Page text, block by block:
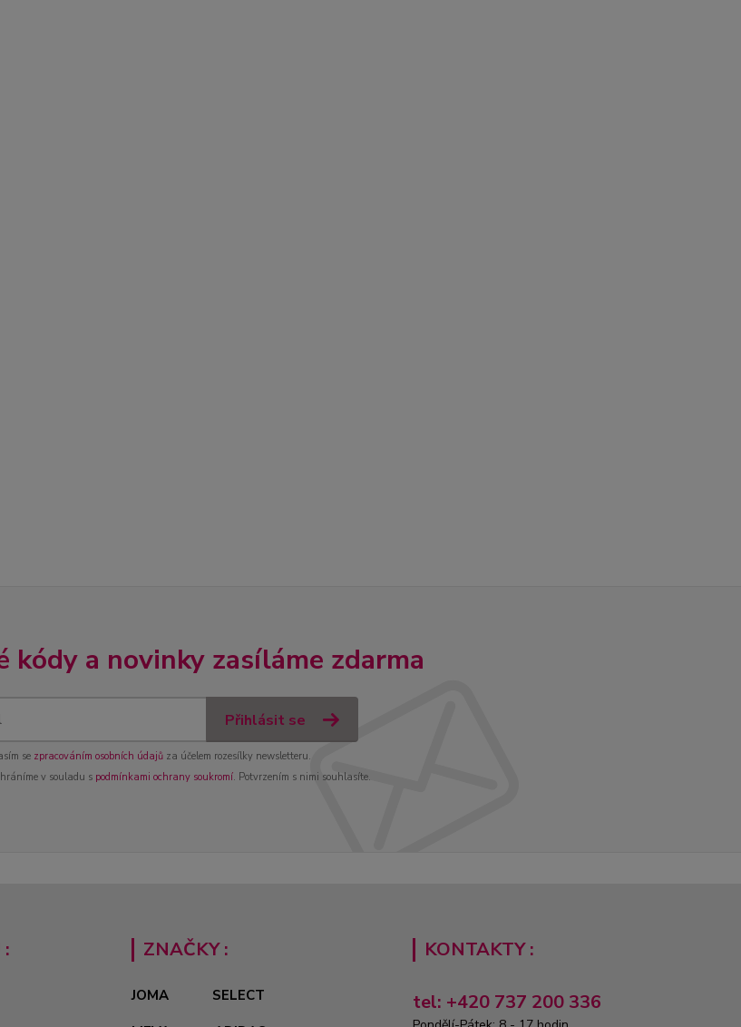
kódy a novinky zasíláme zdarma
Přihlásit se
se zpracováním osobních údajů za účelem rozesílky newsletteru.
v souladu s podmínkami ochrany soukromí. Potvrzením s nimi souhlasíte.
ZNAČKY :
JOMA
SELECT
KONTAKTY :
tel: +420 737 200 336